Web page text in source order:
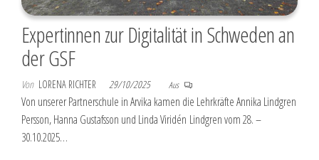
Expertinnen zur Digitalität in Schweden an
der GSF
Von LORENA RICHTER 29/10/2025 Aus
Von unserer Partnerschule in Arvika kamen die Lehrkräfte Annika Lindgren
Persson, Hanna Gustafsson und Linda Viridén Lindgren vom 28. –
30.10.2025…